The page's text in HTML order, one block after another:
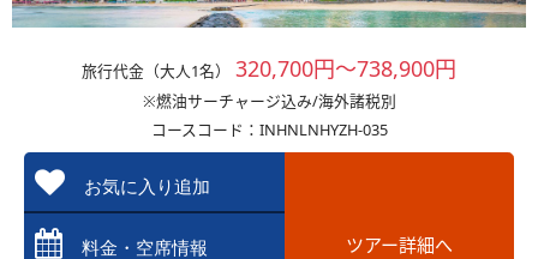
旅行代金（大人1名） 320,700円～738,900円
※燃油サーチャージ込み/海外諸税別
コースコード：INHNLNHYZH-035
お気に入り追加
料金・空席情報 ツアー詳細へ